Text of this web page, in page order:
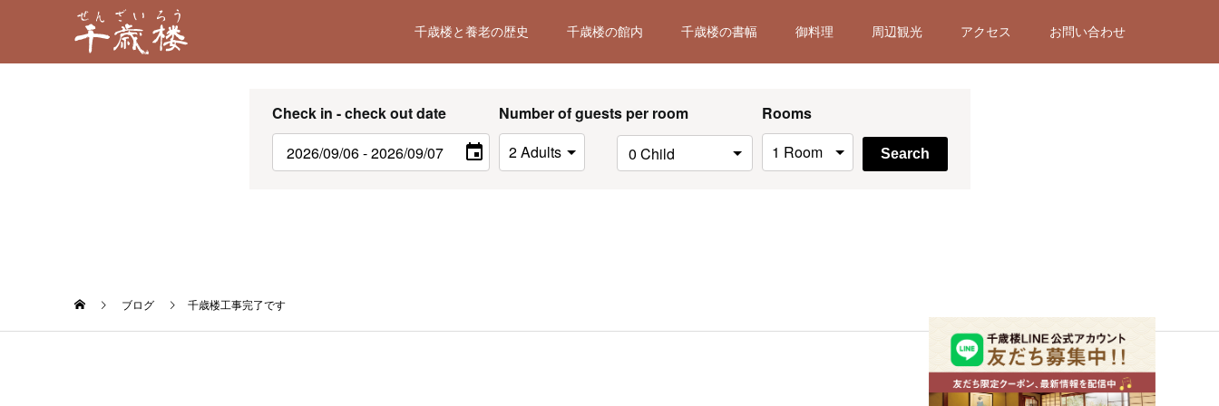
千歳楼と養老の歴史 千歳楼の館内 千歳楼の書幅 御料理 周辺観光 アクセス お問い合わせ
Check in - check out date Number of guests per room Rooms
Search
ブログ 千歳楼工事完了です